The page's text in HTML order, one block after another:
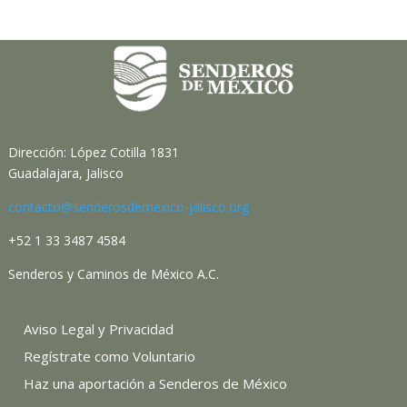
Dirección: López Cotilla 1831
Guadalajara, Jalisco
contacto@senderosdemexico-jalisco.org
+52 1 33 3487 4584
Senderos y Caminos de México A.C.
Aviso Legal y Privacidad
Regístrate como Voluntario
Haz una aportación a Senderos de México